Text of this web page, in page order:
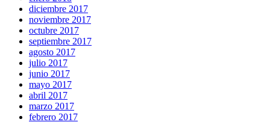
diciembre 2017
noviembre 2017
octubre 2017
septiembre 2017
agosto 2017
julio 2017
junio 2017
mayo 2017
abril 2017
marzo 2017
febrero 2017